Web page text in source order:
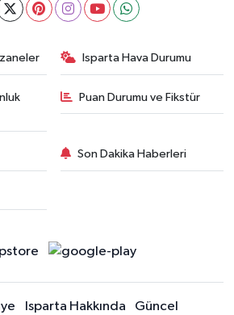
Isparta Hava Durumu
Puan Durumu ve Fikstür
Son Dakika Haberleri
Isparta Hakkında
Güncel